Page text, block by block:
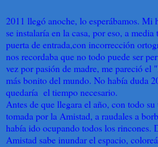
2011 llegó anoche, lo esperábamos. Mi
se instalaría en la casa, por eso, a
puerta de entrada,con incorrección
nos recordaba que no todo puede ser
vez por pasión de madre, me pareció
más bonito del mundo. No había duda
quedaría el tiempo necesario.
Antes de que llegara el año, con todo
tomada por la Amistad, a raudales a
había ido ocupando todos los rincones.
Amistad sabe inundar el espacio,